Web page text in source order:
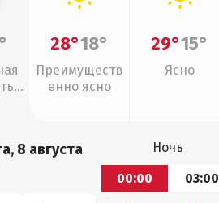
28°18°
Преимуществ
енно ясно
29°15°
Ясно
8 августа Ночь
00:00
03:00